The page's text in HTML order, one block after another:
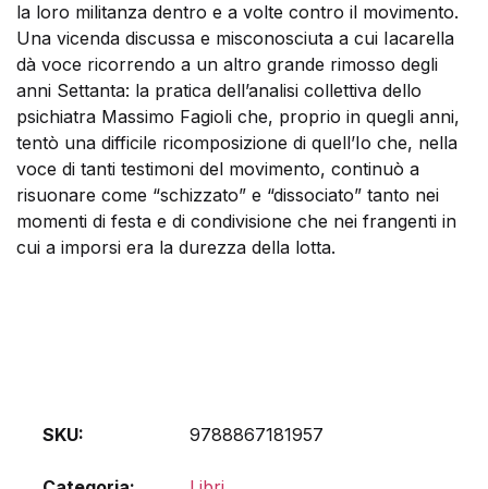
la loro militanza dentro e a volte contro il movimento.
Una vicenda discussa e misconosciuta a cui Iacarella
dà voce ricorrendo a un altro grande rimosso degli
anni Settanta: la pratica dell’analisi collettiva dello
psichiatra Massimo Fagioli che, proprio in quegli anni,
tentò una difficile ricomposizione di quell’Io che, nella
voce di tanti testimoni del movimento, continuò a
risuonare come “schizzato” e “dissociato” tanto nei
momenti di festa e di condivisione che nei frangenti in
cui a imporsi era la durezza della lotta.
SKU: 9788867181957